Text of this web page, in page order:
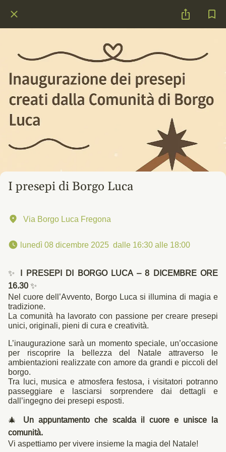
I presepi di Borgo Luca
Via Borgo Luca Fregona
lunedì 08 dicembre 2025  dalle 16:30 alle 18:00
✨
I PRESEPI DI BORGO LUCA – 8 DICEMBRE ORE
16.30 ✨
Nel cuore dell’Avvento, Borgo Luca si illumina di magia e
tradizione.
La comunità ha lavorato con passione per creare presepi
unici, originali, pieni di cura e creatività.
L’inaugurazione sarà un momento speciale, un’occasione
per riscoprire la bellezza del Natale attraverso le
ambientazioni realizzate con amore da grandi e piccoli del
borgo.
Tra luci, musica e atmosfera festosa, i visitatori potranno
passeggiare e lasciarsi sorprendere dai dettagli e
dall’ingegno dei presepi esposti.
🎄 Un appuntamento che scalda il cuore e unisce la
comunità.
Vi aspettiamo per vivere insieme la magia del Natale!